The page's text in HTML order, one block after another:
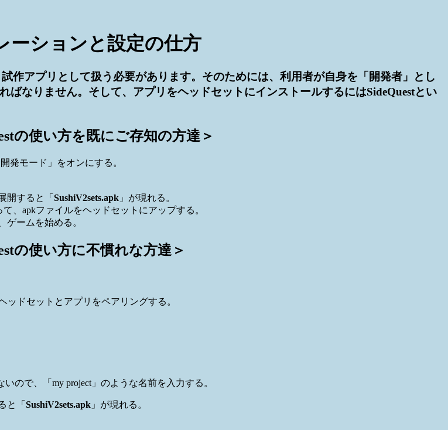
ーションと設定の仕方
作アプリとして扱う必要があります。そのためには、利用者が自身を「開発者」とし
なりません。そして、アプリをヘッドセットにインストールするにはSideQuestとい
の使い方を既にご存知の方達＞
発モード」をオンにする。
開すると「 SushiV2sets.apk 」が現れる。
、apkファイルをヘッドセットにアップする。
ゲームを始める。
の使い方に不慣れな方達＞
ドセットとアプリをペアリングする。
ので、「my project」のような名前を入力する。
と「 SushiV2sets.apk 」が現れる。